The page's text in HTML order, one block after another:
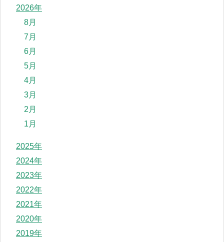
2026年
8月
7月
6月
5月
4月
3月
2月
1月
2025年
2024年
2023年
2022年
2021年
2020年
2019年